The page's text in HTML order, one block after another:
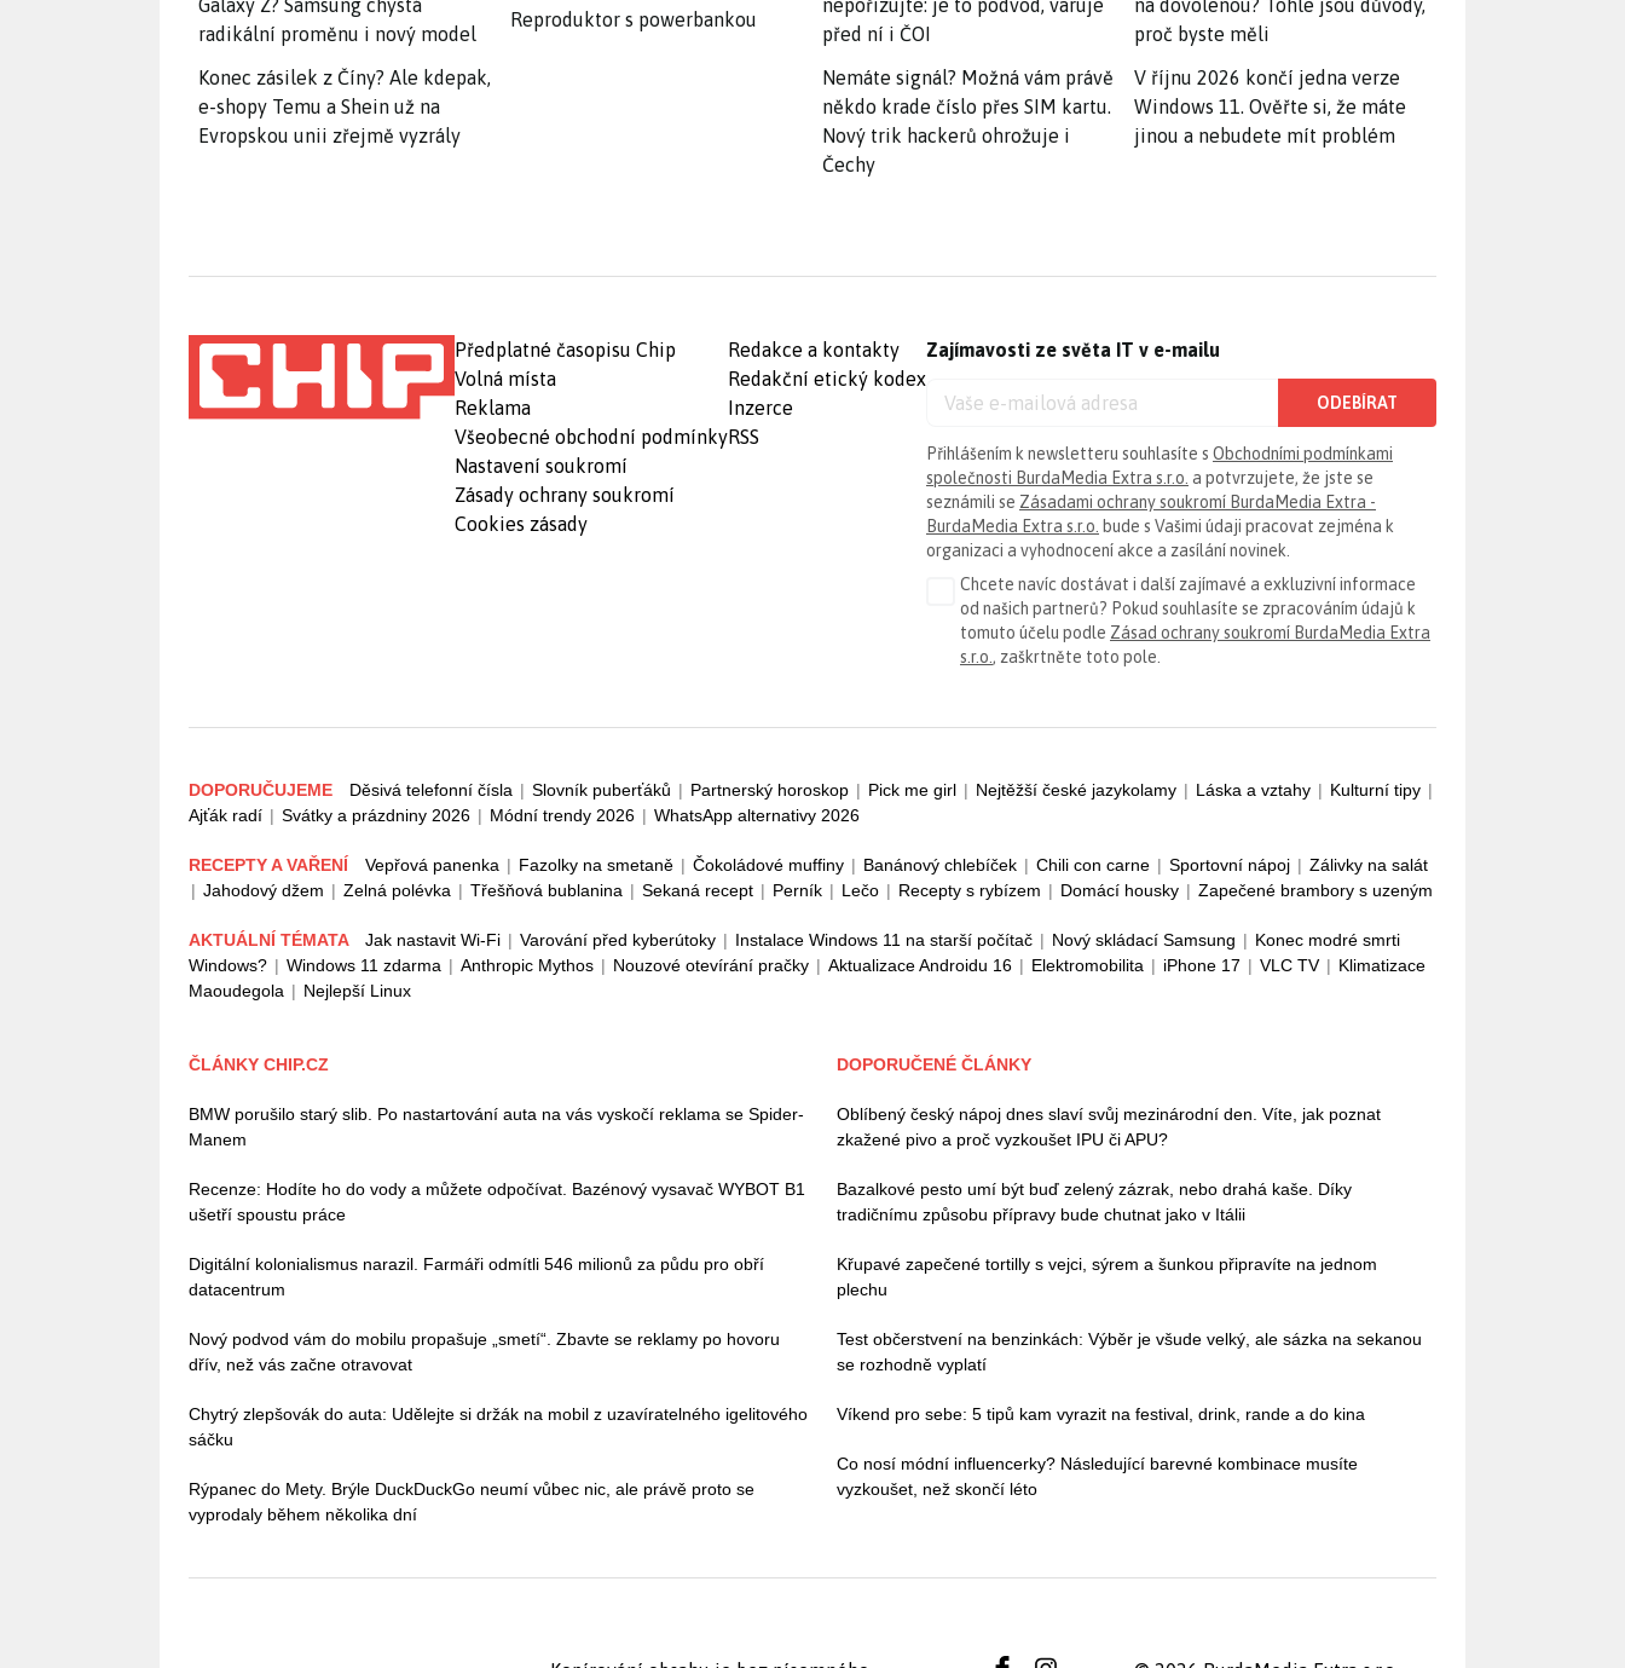
radikální proměnu i nový model
Konec zásilek z Číny? Ale kdepak,
e-shopy Temu a Shein už na
Evropskou unii zřejmě vyzrály
Reproduktor s powerbankou
před ní i ČOI
Nemáte signál? Možná vám právě
někdo krade číslo přes SIM kartu.
Nový trik hackerů ohrožuje i
Čechy
proč byste měli
V říjnu 2026 končí jedna verze
Windows 11. Ověřte si, že máte
jinou a nebudete mít problém
Předplatné časopisu Chip
Volná místa
Reklama
Všeobecné obchodní podmínky
Nastavení soukromí
Zásady ochrany soukromí
Cookies zásady
Redakce a kontakty
Redakční etický kodex
Inzerce
RSS
Zajímavosti ze světa IT v e-mailu
ODEBÍRAT
Přihlášením k newsletteru souhlasíte s Obchodními podmínkami
společnosti BurdaMedia Extra s.r.o. a potvrzujete, že jste se
seznámili se Zásadami ochrany soukromí BurdaMedia Extra -
BurdaMedia Extra s.r.o. bude s Vašimi údaji pracovat zejména k
organizaci a vyhodnocení akce a zasílání novinek.
Chcete navíc dostávat i další zajímavé a exkluzivní informace
od našich partnerů? Pokud souhlasíte se zpracováním údajů k
tomuto účelu podle Zásad ochrany soukromí BurdaMedia Extra
s.r.o. , zaškrtněte toto pole.
DOPORUČUJEME Děsivá telefonní čísla | Slovník puberťáků | Partnerský horoskop | Pick me girl | Nejtěžší české jazykolamy | Láska a vztahy | Kulturní tipy |
Ajťák radí | Svátky a prázdniny 2026 | Módní trendy 2026 | WhatsApp alternativy 2026
RECEPTY A VAŘENÍ Vepřová panenka | Fazolky na smetaně | Čokoládové muffiny | Banánový chlebíček | Chili con carne | Sportovní nápoj | Zálivky na salát
| Jahodový džem | Zelná polévka | Třešňová bublanina | Sekaná recept | Perník | Lečo | Recepty s rybízem | Domácí housky | Zapečené brambory s uzeným
AKTUÁLNÍ TÉMATA Jak nastavit Wi-Fi | Varování před kyberútoky | Instalace Windows 11 na starší počítač | Nový skládací Samsung | Konec modré smrti
Windows? | Windows 11 zdarma | Anthropic Mythos | Nouzové otevírání pračky | Aktualizace Androidu 16 | Elektromobilita | iPhone 17 | VLC TV | Klimatizace
Maoudegola | Nejlepší Linux
ČLÁNKY CHIP.CZ
BMW porušilo starý slib. Po nastartování auta na vás vyskočí reklama se Spider-
Manem
Recenze: Hodíte ho do vody a můžete odpočívat. Bazénový vysavač WYBOT B1
ušetří spoustu práce
Digitální kolonialismus narazil. Farmáři odmítli 546 milionů za půdu pro obří
datacentrum
Nový podvod vám do mobilu propašuje „smetí“. Zbavte se reklamy po hovoru
dřív, než vás začne otravovat
Chytrý zlepšovák do auta: Udělejte si držák na mobil z uzavíratelného igelitového
sáčku
Rýpanec do Mety. Brýle DuckDuckGo neumí vůbec nic, ale právě proto se
vyprodaly během několika dní
DOPORUČENÉ ČLÁNKY
Oblíbený český nápoj dnes slaví svůj mezinárodní den. Víte, jak poznat
zkažené pivo a proč vyzkoušet IPU či APU?
Bazalkové pesto umí být buď zelený zázrak, nebo drahá kaše. Díky
tradičnímu způsobu přípravy bude chutnat jako v Itálii
Křupavé zapečené tortilly s vejci, sýrem a šunkou připravíte na jednom
plechu
Test občerstvení na benzinkách: Výběr je všude velký, ale sázka na sekanou
se rozhodně vyplatí
Víkend pro sebe: 5 tipů kam vyrazit na festival, drink, rande a do kina
Co nosí módní influencerky? Následující barevné kombinace musíte
vyzkoušet, než skončí léto